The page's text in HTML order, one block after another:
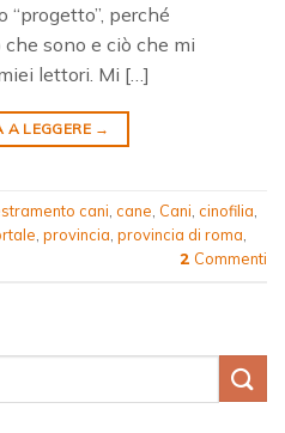
perché
sono e ciò che mi
lettori. Mi […]
A LEGGERE →
cani cane Cani cinofilia
provincia provincia di roma
2 Commenti